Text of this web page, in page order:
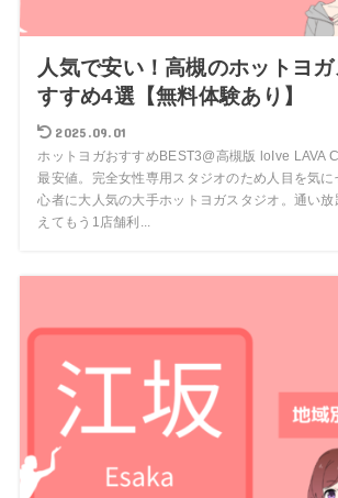
人気で安い！高槻のホットヨ
すすめ4選【無料体験あり】
2025.09.01
ホットヨガおすすめBEST3@高槻版 loIve LAVA
最安値。完全女性専用スタジオのため人目を気に
心者に大人気の大手ホットヨガスタジオ。通い放
えてもう1店舗利...